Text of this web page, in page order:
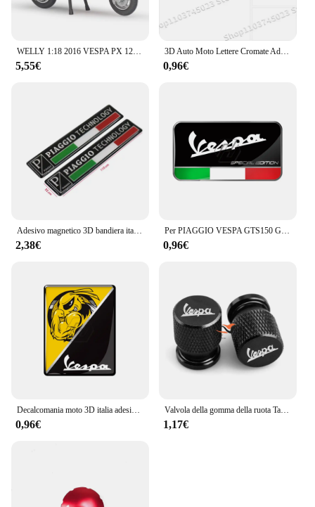
WELLY 1:18 2016 VESPA PX 125 Pressofuso in lega Modello di moto Ruote girevoli flessibili Giocattolo per regali per bambini Collezione di giocattoli NUOVO IN SCATOLA
5,55€
3D Auto Moto Lettere Cromate Adesivo Per Vespa Sprint Primavera 300 LX LXV GTS300 LX125 LX150 125 150 Accessori
0,96€
Adesivo magnetico 3D bandiera italiana distintivo emblema decalcomania per PIAGGIO Vespa GTS300 LX125 LX150 125 150 cioè Sprint Primavera 300 LX LXV
2,38€
Per PIAGGIO VESPA GTS150 GTS 250 GTS300 GTS GTV 150 125 250 300 300ie 3D Italia Adesivi Edizione Speciale
0,96€
Decalcomania moto 3D italia adesivi sostituisci Logo Sticker Case per PIAGGIO VESPA GTS GTV LX LXV 125 250 300 Ie Super
0,96€
Valvola della gomma della ruota Tappi stelo Copertura per Vespa Gtv Lx 125 250 Gts 300 Px 200 Gts300 Primavera Sprint 50 150 Accessori moto
1,17€